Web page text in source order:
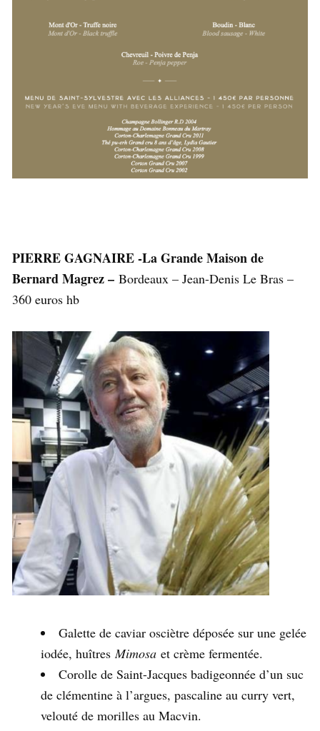
PIERRE GAGNAIRE -La Grande Maison de
Bernard Magrez – Bordeaux – Jean-Denis Le Bras –
360 euros hb
Galette de caviar osciètre déposée sur une gelée
iodée, huîtresMimosa et crème fermentée.
Corolle de Saint-Jacques badigeonnée d’un suc
de clémentine à l’argues, pascaline au curry vert,
velouté de morilles au Macvin.